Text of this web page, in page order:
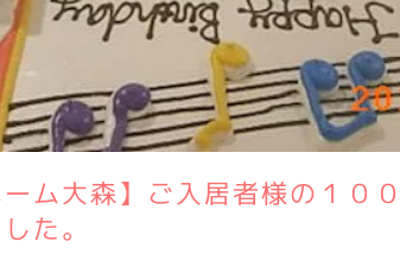
ーム大森】ご入居者様の１０
た。